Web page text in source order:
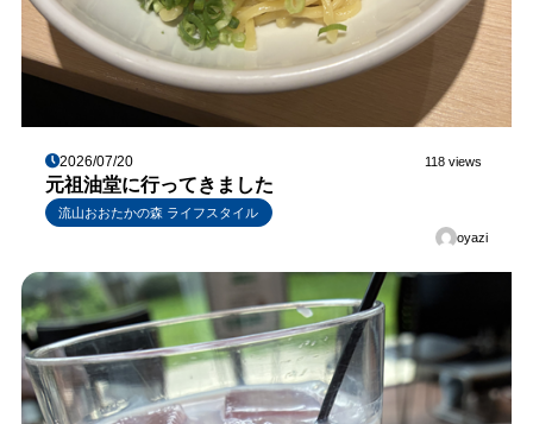
2026/07/20 118 views
元祖油堂に行ってきました
流山おおたかの森 ライフスタイル
oyazi